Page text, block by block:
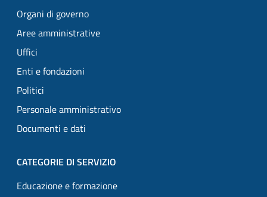
Organi di governo
Aree amministrative
Uffici
Enti e fondazioni
Politici
Personale amministrativo
Documenti e dati
CATEGORIE DI SERVIZIO
Educazione e formazione